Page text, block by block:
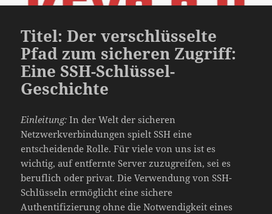
Titel: Der verschlüsselte
Pfad zum sicheren Zugriff:
Eine SSH-Schlüssel-
Geschichte
Einleitung: In der Welt der sicheren
Netzwerkverbindungen spielt SSH eine
entscheidende Rolle. Für viele von uns ist es
wichtig, auf entfernte Server zuzugreifen, sei es
beruflich oder privat. Die Verwendung von SSH-
Schlüsseln ermöglicht eine sichere
Authentifizierung ohne die Notwendigkeit eines